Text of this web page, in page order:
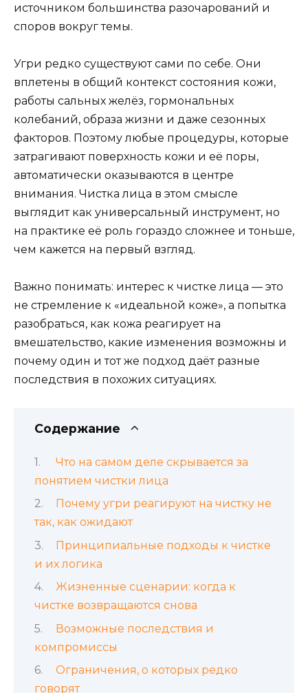
источником большинства разочарований и
споров вокруг темы.
Угри редко существуют сами по себе. Они
вплетены в общий контекст состояния кожи,
работы сальных желёз, гормональных
колебаний, образа жизни и даже сезонных
факторов. Поэтому любые процедуры, которые
затрагивают поверхность кожи и её поры,
автоматически оказываются в центре
внимания. Чистка лица в этом смысле
выглядит как универсальный инструмент, но
на практике её роль гораздо сложнее и тоньше,
чем кажется на первый взгляд.
Важно понимать: интерес к чистке лица — это
не стремление к «идеальной коже», а попытка
разобраться, как кожа реагирует на
вмешательство, какие изменения возможны и
почему один и тот же подход даёт разные
последствия в похожих ситуациях.
Содержание
Что на самом деле скрывается за
понятием чистки лица
Почему угри реагируют на чистку не
так, как ожидают
Принципиальные подходы к чистке
и их логика
Жизненные сценарии: когда к
чистке возвращаются снова
Возможные последствия и
компромиссы
Ограничения, о которых редко
говорят